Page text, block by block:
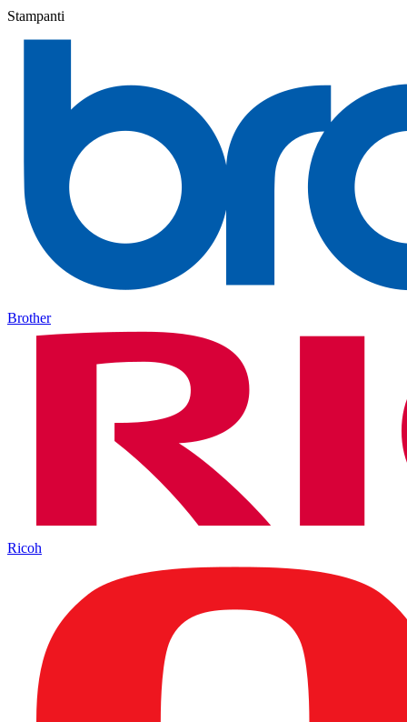
Stampanti
Brother
Ricoh